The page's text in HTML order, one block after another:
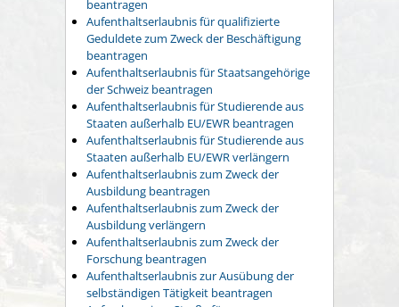
beantragen
Aufenthaltserlaubnis für qualifizierte
Geduldete zum Zweck der Beschäftigung
beantragen
Aufenthaltserlaubnis für Staatsangehörige
der Schweiz beantragen
Aufenthaltserlaubnis für Studierende aus
Staaten außerhalb EU/EWR beantragen
Aufenthaltserlaubnis für Studierende aus
Staaten außerhalb EU/EWR verlängern
Aufenthaltserlaubnis zum Zweck der
Ausbildung beantragen
Aufenthaltserlaubnis zum Zweck der
Ausbildung verlängern
Aufenthaltserlaubnis zum Zweck der
Forschung beantragen
Aufenthaltserlaubnis zur Ausübung der
selbständigen Tätigkeit beantragen